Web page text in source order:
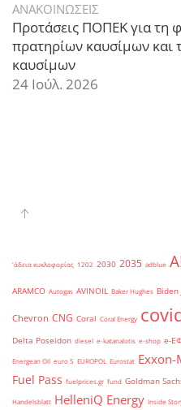
ΑΝΑΚΟΙΝΩΣΕΙΣ
Προτάσεις ΠΟΠΕΚ για τη
πρατηρίων καυσίμων και
καυσίμων
24 Ιούλ. 2026
'άδεια κυκλοφορίας 1202 2030 2035 adblue
ARAMCO Autogas AVINOIL Baker Hughes Biden
Chevron CNG Coral Coral Energy
Delta Poseidon diesel e-katanalotis e-shop e-
Energean Oil euro 5 EUROPOL Eurostat Exxon-
Fuel Pass fuelprices.gr fund Goldman
Handelsblatt HelleniQ Energy Inside